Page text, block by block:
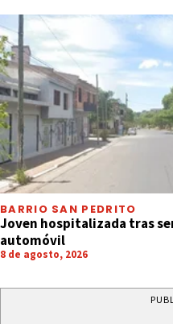
BARRIO SAN PEDRITO
Joven hospitalizada tras
automóvil
8 de agosto, 2026